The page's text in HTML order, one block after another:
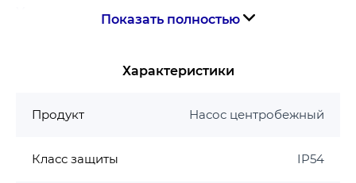
Условия использования
Степень загрязнения: не более 20 г/м3
Температура окружающего воздуха: + 2 ℃ … +
40 ℃
Показать полностью
Характеристики
Продукт Насос центробежный
Класс защиты IP54